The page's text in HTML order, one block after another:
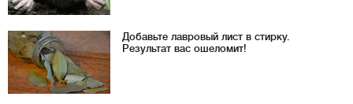
Добавьте лавровый лист в стирку.
Результат вас ошеломит!